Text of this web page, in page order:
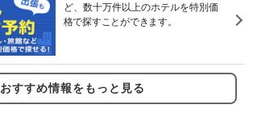
ど、数十万件以上のホテルを特別価
格で探すことができます。
おすすめ情報をもっと見る